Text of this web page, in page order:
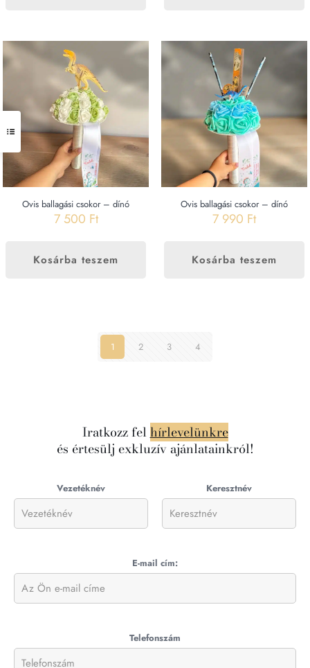
Ovis ballagási csokor – dínó
7 500 Ft
Kosárba teszem
Ovis ballagási csokor – dínó
7 990 Ft
Kosárba teszem
1 2 3 4
Iratkozz felhírlevelünkre
és értesülj exkluzív ajánlatainkról!
Vezetéknév Keresztnév
E-mail cím:
Telefonszám